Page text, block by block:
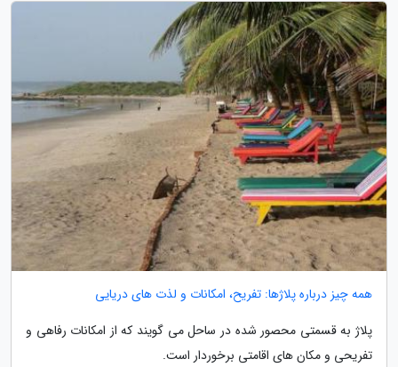
همه چیز درباره پلاژها: تفریح، امکانات و لذت های دریایی
پلاژ به قسمتی محصور شده در ساحل می گویند که از امکانات رفاهی و
تفریحی و مکان های اقامتی برخوردار است.